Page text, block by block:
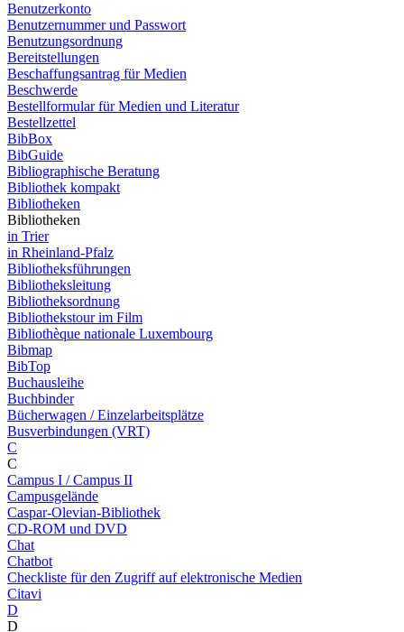
Benutzerkonto
Benutzernummer und Passwort
Benutzungsordnung
Bereitstellungen
Beschaffungsantrag für Medien
Beschwerde
Bestellformular für Medien und Literatur
Bestellzettel
BibBox
BibGuide
Bibliographische Beratung
Bibliothek kompakt
Bibliotheken
Bibliotheken
in Trier
in Rheinland-Pfalz
Bibliotheksführungen
Bibliotheksleitung
Bibliotheksordnung
Bibliothekstour im Film
Bibliothèque nationale Luxembourg
Bibmap
BibTop
Buchausleihe
Buchbinder
Bücherwagen / Einzelarbeitsplätze
Busverbindungen (VRT)
C
C
Campus I / Campus II
Campusgelände
Caspar-Olevian-Bibliothek
CD-ROM und DVD
Chat
Chatbot
Checkliste für den Zugriff auf elektronische Medien
Citavi
D
D